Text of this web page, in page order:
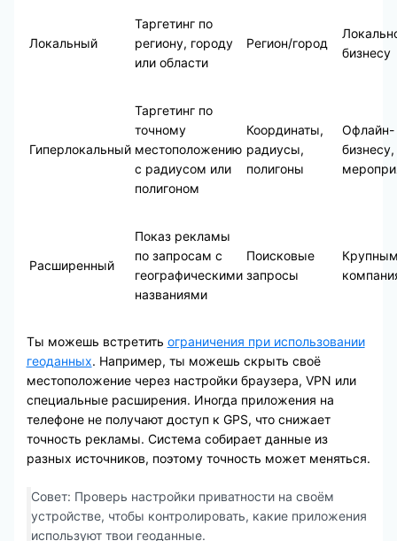
Локальный
Таргетинг по
региону, городу
или области
Регион/город
бизнесу
Гиперлокальный
Таргетинг по
точному
местоположению
с радиусом или
полигоном
Координаты,
радиусы,
полигоны
Офлайн-
бизнесу,
Расширенный
Показ рекламы
по запросам с
географическими
названиями
Поисковые
запросы
Ты можешь встретить ограничения при использовании
геоданных. Например, ты можешь скрыть своё
местоположение через настройки браузера, VPN или
специальные расширения. Иногда приложения на
телефоне не получают доступ к GPS, что снижает
точность рекламы. Система собирает данные из
разных источников, поэтому точность может меняться.
Совет: Проверь настройки приватности на своём
устройстве, чтобы контролировать, какие приложения
используют твои геоданные.